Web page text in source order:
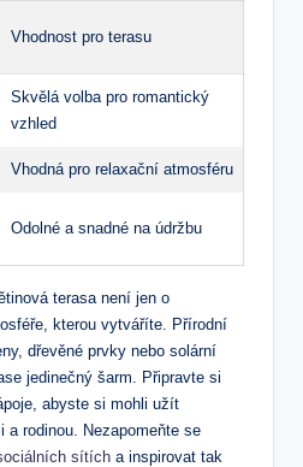
Vhodnost pro terasu
Skvělá volba pro romantický
vzhled
Vhodná pro relaxační atmosféru
Odolné a snadné na údržbu
terasa není jen o
kterou vytváříte. Přírodní
dřevěné prvky nebo solární
jedinečný šarm. Připravte si
abyste si mohli užít
a rodinou. Nezapomeňte se
sítích a inspirovat tak